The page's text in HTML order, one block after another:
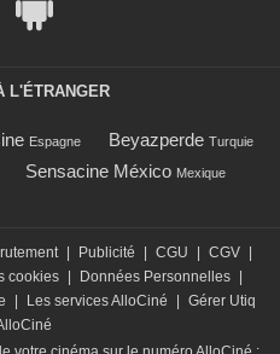
L'ÉTRANGER
Espagne Beyazperde Turquie
Sensacine México Mexique
| Publicité | CGU | CGV |
cookies | Données Personnelles |
| Les services AlloCiné | Gérer Utiq